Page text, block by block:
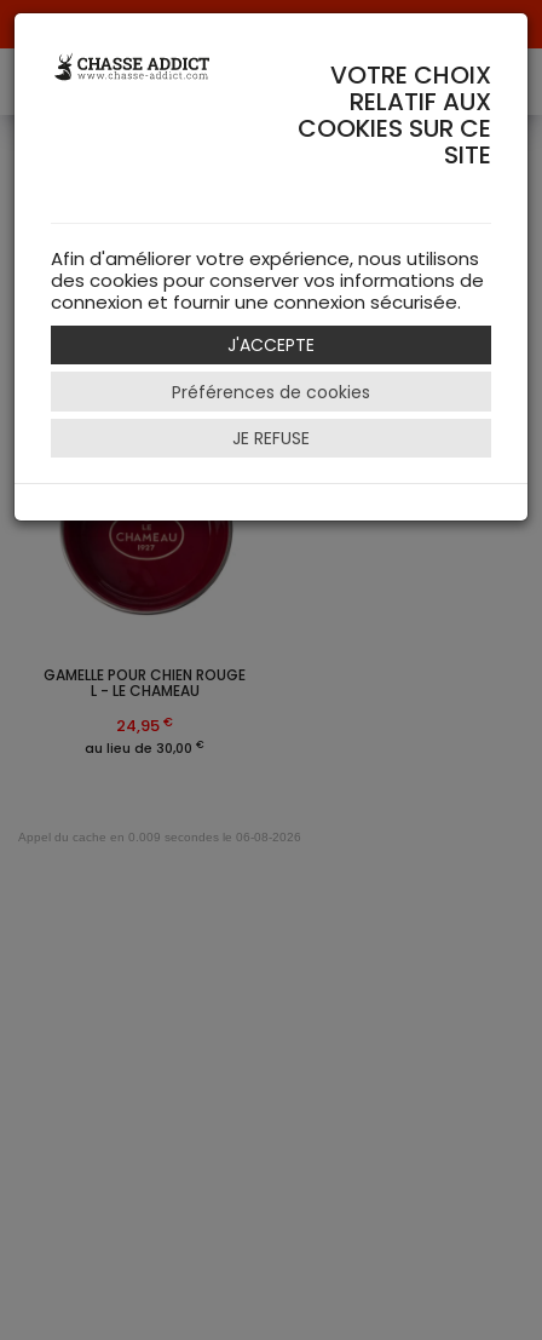
NEW
Filtrer
- 17 %
GAMELLE POUR CHIEN ROUGE
L - LE CHAMEAU
24,95 €
au lieu de 30,00 €
Appel du cache en 0.009 secondes le 06-08-2026
VOTRE CHOIX
RELATIF AUX
COOKIES SUR CE
SITE
Afin d'améliorer votre expérience, nous utilisons
des cookies pour conserver vos informations de
connexion et fournir une connexion sécurisée.
J'ACCEPTE
Préférences de cookies
JE REFUSE